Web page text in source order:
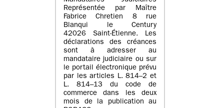
Représentée par Maître
Fabrice Chretien 8 rue
Blanqui le Century
42026 Saint-Étienne. Les
déclarations des créances
sont à adresser au
mandataire judiciaire ou sur
le portail électronique prévu
par les articles L. 814–2 et
L. 814–13 du code de
commerce dans les deux
mois de la publication au